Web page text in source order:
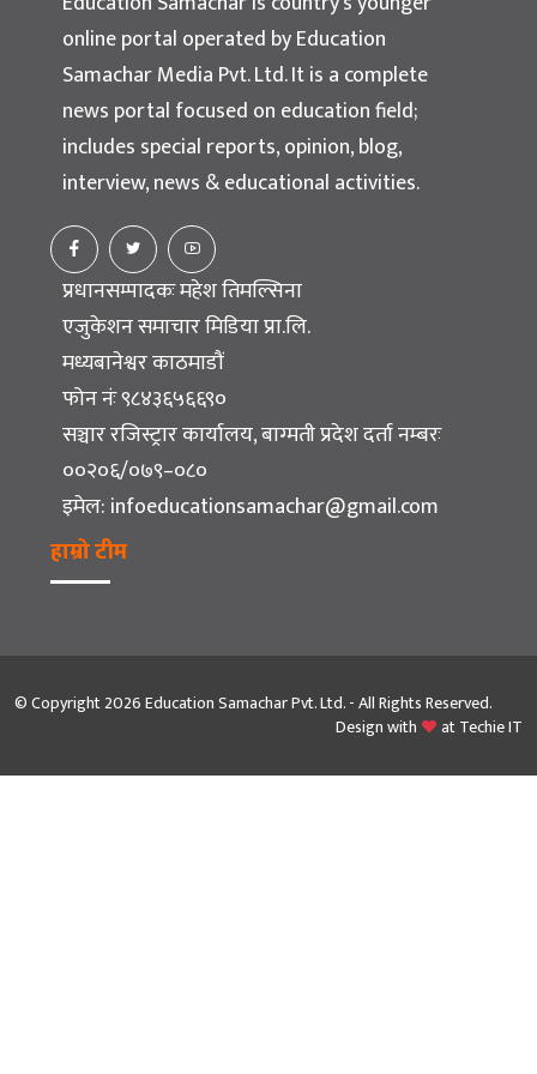
online portal operated by Education
Samachar Media Pvt. Ltd. It is a complete
news portal focused on education field;
includes special reports, opinion, blog,
interview, news & educational activities.
प्रधानसम्पादकः महेश तिमल्सिना
एजुकेशन समाचार मिडिया प्रा.लि.
मध्यबानेश्वर काठमाडौं
फोन नंः ९८४३६५६६९०
सञ्चार रजिस्ट्रार कार्यालय, बाग्मती प्रदेश दर्ता नम्बरः
००२०६/०७९–०८०
इमेल: infoeducationsamachar@gmail.com
हाम्रो टीम
© Copyright 2026 Education Samachar Pvt. Ltd. - All Rights Reserved.
Design with
atTechie IT